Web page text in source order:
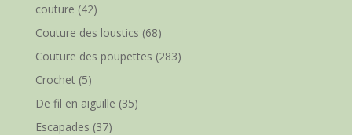
couture (42)
Couture des loustics (68)
Couture des poupettes (283)
Crochet (5)
De fil en aiguille (35)
Escapades (37)